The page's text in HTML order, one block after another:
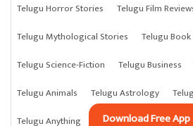
Telugu Horror Stories
Telugu Film
Telugu Mythological Stories
Telugu Book
Telugu Science-Fiction
Telugu Business
Telugu Animals
Telugu Astrology
Telugu Anything
Telugu Crime Stories
Download Free App